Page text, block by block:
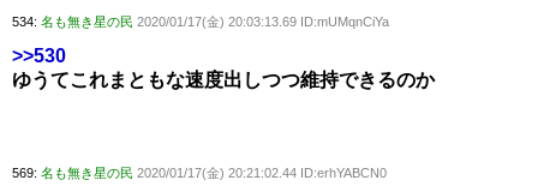
534: 名も無き星の民 2020/01/17(金) 20:03:13.69 ID:mUMqnCiYa
>>530
ゆうてこれまともな速度出しつつ維持できるのか
569: 名も無き星の民 2020/01/17(金) 20:21:02.44 ID:erhYABCN0